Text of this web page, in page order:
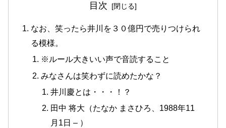
目次
なお、笑ったら井川を３０億円で売りつけられ
る模様。
※ルール大きいい声で音読すること
みなさんは笑わずに読めたかな？
井川慶とは・・・！？
田中 将大（たなか まさひろ、1988年11
月1日 – ）